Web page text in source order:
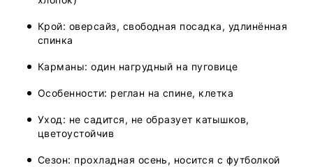
Крой: оверсайз, свободная посадка, удлинённая
спинка
Карманы: один нагрудный на пуговице
Особенности: реглан на спине, клетка
Уход: не садится, не образует катышков,
цветоустойчив
Сезон: прохладная осень, носится с футболкой